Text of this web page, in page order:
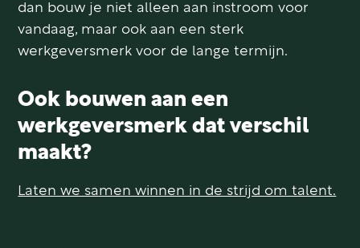
dan bouw je niet alleen aan instroom voor
vandaag, maar ook aan een sterk
werkgeversmerk voor de lange termijn.
Ook bouwen aan een
werkgeversmerk dat verschil
maakt?
Laten we samen winnen in de strijd om talent.